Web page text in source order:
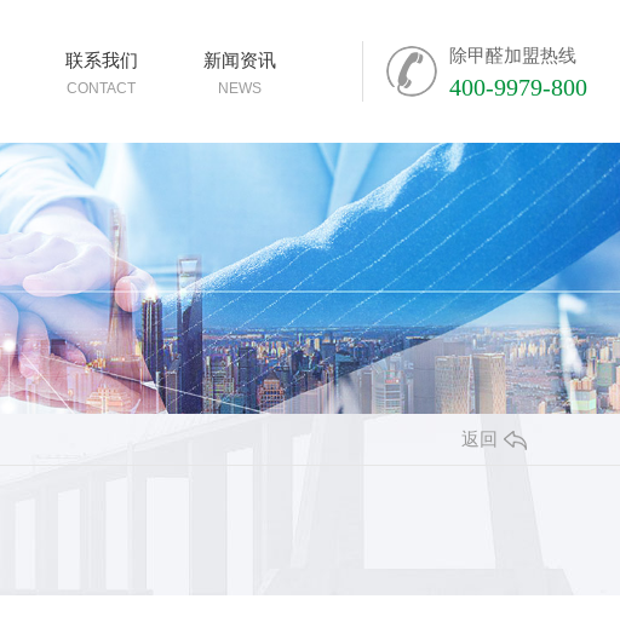
除甲醛加盟热线
400-9979-800
联系我们
CONTACT
新闻资讯
NEWS
返回